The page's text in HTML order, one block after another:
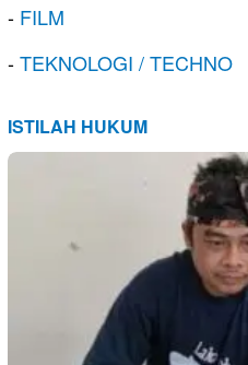
- FILM
-TEKNOLOGI / TECHNO
ISTILAH HUKUM